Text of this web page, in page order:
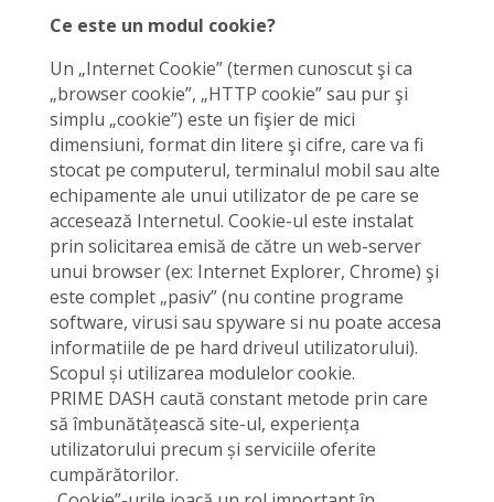
Ce este un modul cookie?
Un „Internet Cookie” (termen cunoscut şi ca
„browser cookie”, „HTTP cookie” sau pur şi
simplu „cookie”) este un fişier de mici
dimensiuni, format din litere şi cifre, care va fi
stocat pe computerul, terminalul mobil sau alte
echipamente ale unui utilizator de pe care se
accesează Internetul. Cookie-ul este instalat
prin solicitarea emisă de către un web-server
unui browser (ex: Internet Explorer, Chrome) şi
este complet „pasiv” (nu contine programe
software, virusi sau spyware si nu poate accesa
informatiile de pe hard driveul utilizatorului).
Scopul și utilizarea modulelor cookie.
PRIME DASH caută constant metode prin care
să îmbunătățească site-ul, experiența
utilizatorului precum și serviciile oferite
cumpărătorilor.